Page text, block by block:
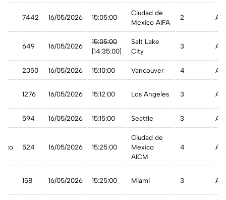
7442 16/05/2026 15:05:00
Ciudad de
Mexico AIFA
2 A
649 16/05/2026
15:05:00
[14:35:00]
Salt Lake
City
3
2050 16/05/2026 15:10:00 Vancouver 4 A
1276 16/05/2026 15:12:00 Los Angeles 3 A
594 16/05/2026 15:15:00 Seattle 3 A
524 16/05/2026 15:25:00
Ciudad de
Mexico
AICM
4 A
158 16/05/2026 15:25:00 Miami 3 A